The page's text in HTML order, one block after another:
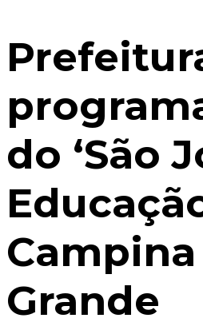
do ‘São
Campina
Grande